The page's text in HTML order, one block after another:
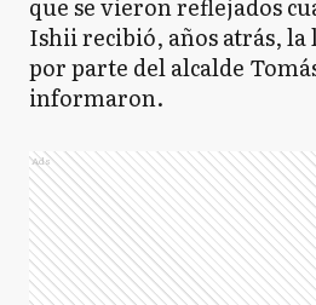
Ishii recibió, años atrás, la
por parte del alcalde
informaron.
Ads